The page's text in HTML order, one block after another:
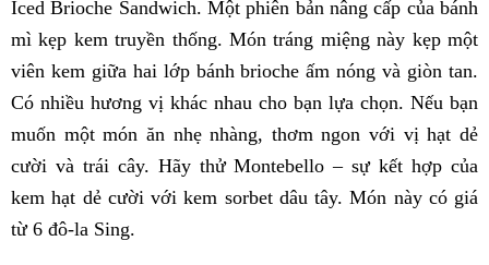
Iced Brioche Sandwich. Một phiên bản nâng cấp của bánh
mì kẹp kem truyền thống. Món tráng miệng này kẹp một
viên kem giữa hai lớp bánh brioche ấm nóng và giòn tan.
Có nhiều hương vị khác nhau cho bạn lựa chọn. Nếu bạn
muốn một món ăn nhẹ nhàng, thơm ngon với vị hạt dẻ
cười và trái cây. Hãy thử Montebello – sự kết hợp của
kem hạt dẻ cười với kem sorbet dâu tây. Món này có giá
từ 6 đô-la Sing.